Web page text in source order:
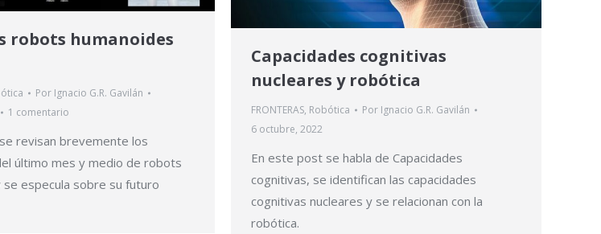
Capacidades cognitivas
nucleares y robótica
FRONTERAS, Robótica Por Ignacio G.R. Gavilán
6 octubre, 2022
En este post se habla de Capacidades
cognitivas, se identifican las capacidades
cognitivas nucleares y se relacionan con la
robótica.
robots humanoides
Por Ignacio G.R. Gavilán
1 comentario
revisan brevemente los
último mes y medio de robots
se especula sobre su futuro